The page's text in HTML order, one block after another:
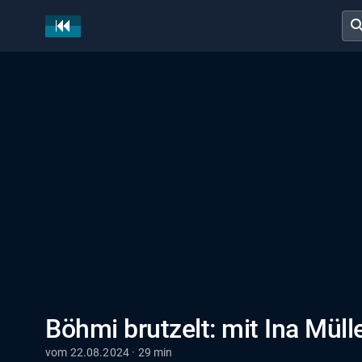
Böhmi brutzelt: mit Ina
vom 22.08.2024 · 29 min